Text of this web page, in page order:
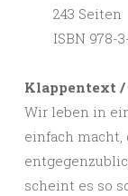
243 Seiten
ISBN 978-
Klappentext /
Wir leben in
einfach
scheint es so